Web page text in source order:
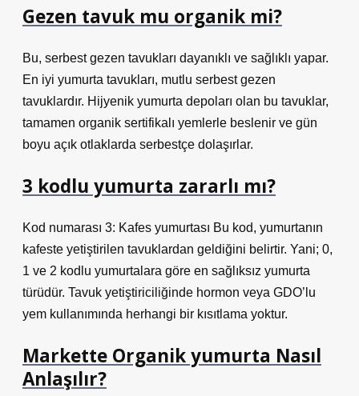
Gezen tavuk mu organik mi?
Bu, serbest gezen tavukları dayanıklı ve sağlıklı yapar.
En iyi yumurta tavukları, mutlu serbest gezen
tavuklardır. Hijyenik yumurta depoları olan bu tavuklar,
tamamen organik sertifikalı yemlerle beslenir ve gün
boyu açık otlaklarda serbestçe dolaşırlar.
3 kodlu yumurta zararlı mı?
Kod numarası 3: Kafes yumurtası Bu kod, yumurtanın
kafeste yetiştirilen tavuklardan geldiğini belirtir. Yani; 0,
1 ve 2 kodlu yumurtalara göre en sağlıksız yumurta
türüdür. Tavuk yetiştiriciliğinde hormon veya GDO’lu
yem kullanımında herhangi bir kısıtlama yoktur.
Markette Organik yumurta Nasıl
Anlaşılır?